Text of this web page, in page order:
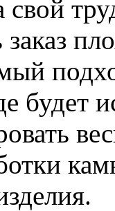
заказ
будет